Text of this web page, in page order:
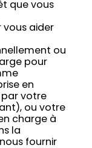
que vous
vous aider
ou
pour
en
votre
ou votre
charge à
la
fournir